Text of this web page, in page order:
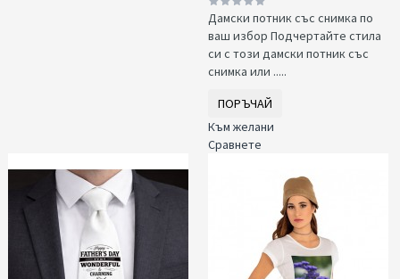
Дамски потник със снимка по
ваш избор Подчертайте стила
си с този дамски потник със
снимка или .....
ПОРЪЧАЙ
Към желани
Сравнете